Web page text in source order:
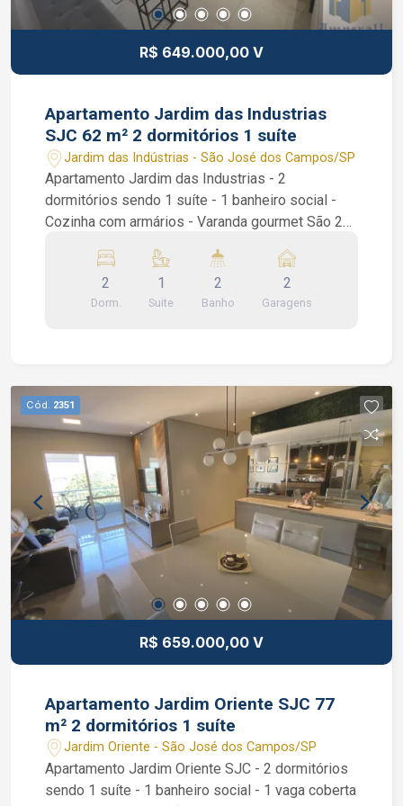
(supermercados, restaurantes, bares, farmácias,
feira livre, etc) a poucos minutos de caminhada.
Interessados falar com corretor de imóveis João
WhatsApp
R$ 649.000,00 V
Apartamento Jardim das Industrias
SJC 62 m² 2 dormitórios 1 suíte
Jardim das Indústrias - São José dos Campos/SP
Apartamento Jardim das Industrias - 2
dormitórios sendo 1 suíte - 1 banheiro social -
Cozinha com armários - Varanda gourmet São 2
moveis planejados em todos ambientes, sala
estendida de 2 ambientes, varanda gourmet com
fechamento em vidro integrada a sala, cozinha
imóvel Caique Lopes de CRECI 264.991 F (12)
99189-7273 WhatsApp e Claro.
2
Dorm.
1
Suite
2
Banho
2
Garagens
Cód. 2351
R$ 659.000,00 V
Apartamento Jardim Oriente SJC 77
m² 2 dormitórios 1 suíte
Jardim Oriente - São José dos Campos/SP
Apartamento Jardim Oriente SJC - 2 dormitórios
sendo 1 suíte - 1 banheiro social - 1 vaga coberta